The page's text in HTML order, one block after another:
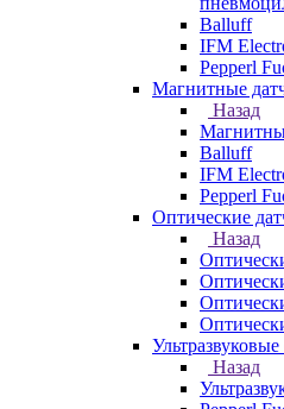
Balluff
IFM
Pepperl
Магнитные
Назад
Balluff
IFM
Pepperl
Оптические
Назад
Назад